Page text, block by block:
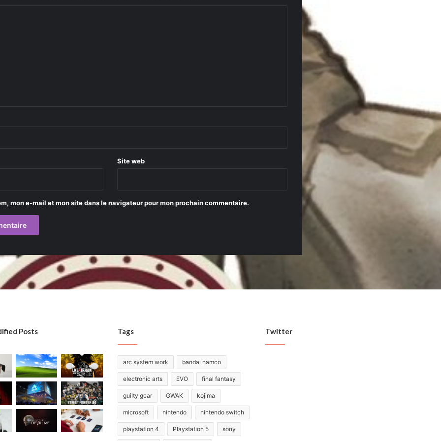
Site web
mon e-mail et mon site dans le navigateur pour mon prochain commentaire.
Posts Tags
arc system work bandai namco
electronic arts EVO final fantasy
guilty gear GWAK kojima
microsoft nintendo nintendo switch
playstation 4 Playstation 5 sony
Twitter